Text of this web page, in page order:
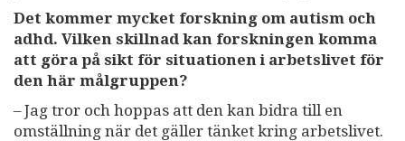
Det kommer mycket forskning om autism och
adhd. Vilken skillnad kan forskningen komma
att göra på sikt för situationen i arbetslivet för
den här målgruppen?
– Jag tror och hoppas att den kan bidra till en
omställning när det gäller tänket kring arbetslivet.